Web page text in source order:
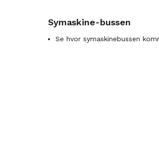
Symaskine-bussen
Se hvor symaskinebussen